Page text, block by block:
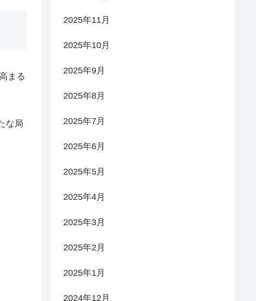
まる
な局
2025年11月
2025年10月
2025年9月
2025年8月
2025年7月
2025年6月
2025年5月
2025年4月
2025年3月
2025年2月
2025年1月
2024年12月